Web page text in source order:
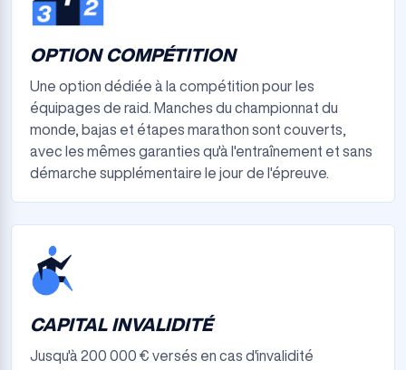
OPTION COMPÉTITION
Une option dédiée à la compétition pour les
équipages de raid. Manches du championnat du
monde, bajas et étapes marathon sont couverts,
avec les mêmes garanties qu'à l'entraînement et sans
démarche supplémentaire le jour de l'épreuve.
CAPITAL INVALIDITÉ
Jusqu'à 200 000 € versés en cas d'invalidité